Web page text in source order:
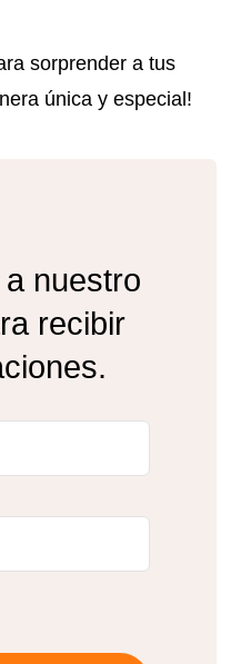
sorprender a tus
única y especial!
nuestro
recibir